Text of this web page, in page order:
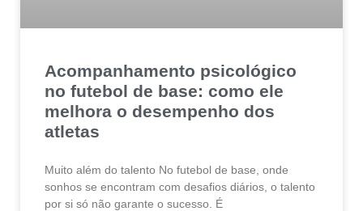
Acompanhamento psicológico
no futebol de base: como ele
melhora o desempenho dos
atletas
Muito além do talento No futebol de base, onde
sonhos se encontram com desafios diários, o talento
por si só não garante o sucesso. É